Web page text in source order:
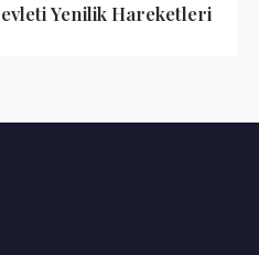
Yenilik Hareketleri